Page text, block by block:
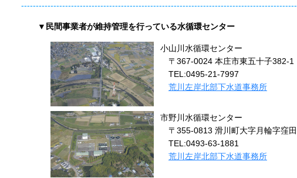
▼民間事業者が維持管理を行っている水循環センター
小山川水循環センター
〒367-0024 本庄市東五十子382-1
TEL:0495-21-7997
荒川左岸北部下水道事務所
市野川水循環センター
〒355-0813 滑川町大字月輪字窪
TEL:0493-63-1881
荒川左岸北部下水道事務所